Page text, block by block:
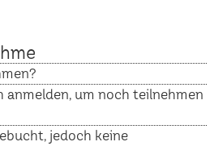
anmelden, um noch teilnehmen
jedoch keine